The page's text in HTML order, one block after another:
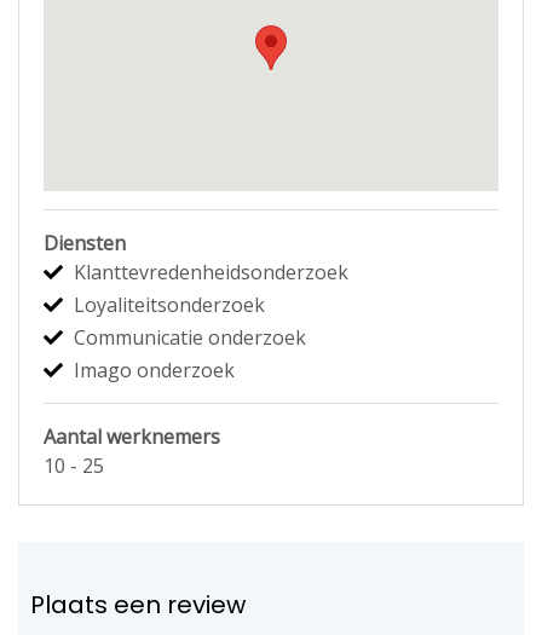
Diensten
Klanttevredenheidsonderzoek
Loyaliteitsonderzoek
Communicatie onderzoek
Imago onderzoek
Aantal werknemers
10 - 25
Plaats een review